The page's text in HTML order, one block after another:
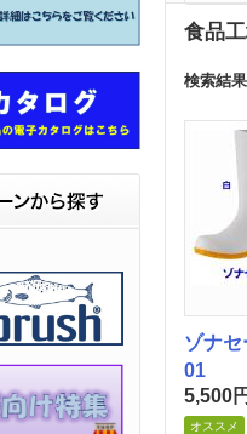
食品
検索結果
ゾナ
01
5,500
オススメ